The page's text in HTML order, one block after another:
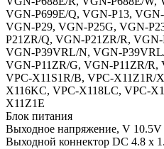
VGN-P699E/Q, VGN-P13,
VGN-P29, VGN-P25G, VGN-
P21ZR/Q, VGN-P21ZR/R,
VGN-P39VRL/N, VGN-
VGN-P11ZR/G, VGN-P11ZR/
VPC-X11S1R/B, VPC-X11Z1R/
X116KC, VPC-X118LC, VPC-
X11Z1E
Блок питания
Выходное напряжение, V 10.5V
Выходной коннектор DC 4.8 x